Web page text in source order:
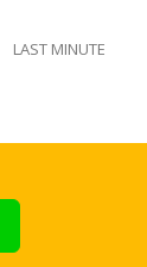
LAST MINUTE